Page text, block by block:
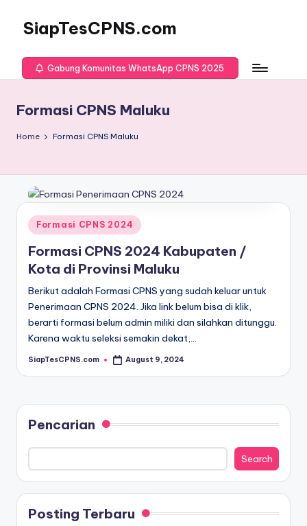
SiapTesCPNS.com
Gabung Komunitas WhatsApp CPNS 2025
Formasi CPNS Maluku
Home Formasi CPNS Maluku
Posted
in
Formasi CPNS 2024
Formasi CPNS 2024 Kabupaten /
Kota di Provinsi Maluku
Berikut adalah Formasi CPNS yang sudah keluar untuk
Penerimaan CPNS 2024. Jika link belum bisa di klik,
berarti formasi belum admin miliki dan silahkan ditunggu.
Karena waktu seleksi semakin dekat,…
Posted
SiapTesCPNS.com August 9, 2024
Pencarian
Search
Posting Terbaru